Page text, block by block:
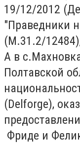
19/12/2012
"Праведники
(M.31.2/
А в
Полтавской
(Delforge),
Фриде и